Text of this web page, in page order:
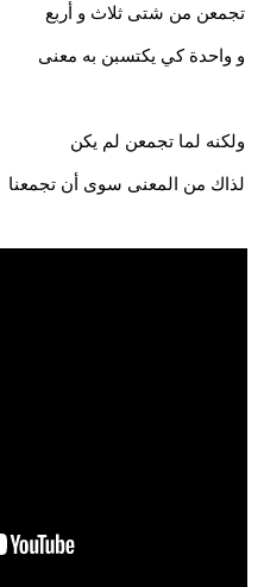
تجمعن من شتى ثلاث و أربع
و واحدة كي يكتسبن به معنى
ولكنه لما تجمعن لم يكن
لذاك من المعنى سوى أن تجمعنا